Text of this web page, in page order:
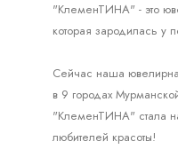
"КлеменТИНА" - это
которая зародилась у
Сейчас наша
в 9 городах
"КлеменТИНА" стала
любителей красоты!